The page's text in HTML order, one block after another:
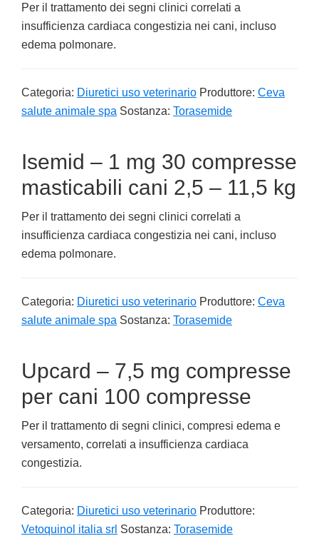
Per il trattamento dei segni clinici correlati a
insufficienza cardiaca congestizia nei cani, incluso
edema polmonare.
Categoria: Diuretici uso veterinario Produttore: Ceva
salute animale spa Sostanza: Torasemide
Isemid – 1 mg 30 compresse
masticabili cani 2,5 – 11,5 kg
Per il trattamento dei segni clinici correlati a
insufficienza cardiaca congestizia nei cani, incluso
edema polmonare.
Categoria: Diuretici uso veterinario Produttore: Ceva
salute animale spa Sostanza: Torasemide
Upcard – 7,5 mg compresse
per cani 100 compresse
Per il trattamento di segni clinici, compresi edema e
versamento, correlati a insufficienza cardiaca
congestizia.
Categoria: Diuretici uso veterinario Produttore:
Vetoquinol italia srl Sostanza: Torasemide